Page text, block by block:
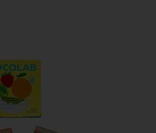
ДЛЯ ВЫШИВАНИЯ COCOFLOSS